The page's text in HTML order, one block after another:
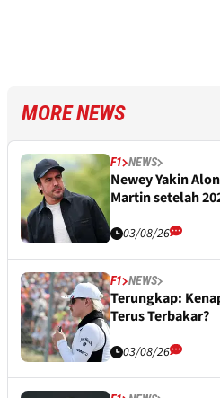
MORE NEWS
F1 NEWS
Newey Yakin
Martin setelah
03/08/26
F1 NEWS
Terungkap:
Terus Terbakar?
03/08/26